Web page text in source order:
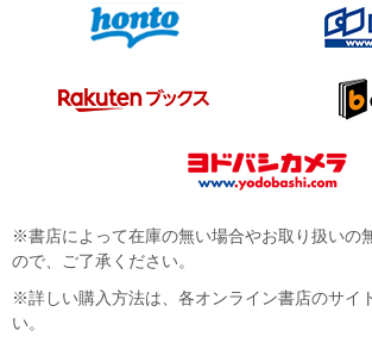
※書店によって在庫の無い場合やお取り扱いの
ので、ご了承ください。
※詳しい購入方法は、各オンライン書店のサイ
い。